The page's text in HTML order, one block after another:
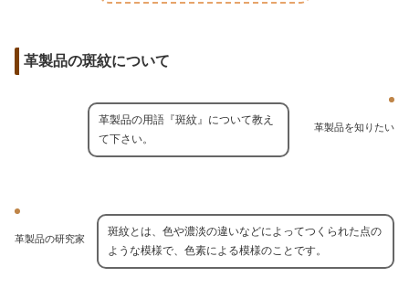
革製品の斑紋について
革製品を知りたい
革製品の用語『斑紋』について教え
て下さい。
革製品の研究家
斑紋とは、色や濃淡の違いなどによってつくられた点の
ような模様で、色素による模様のことです。